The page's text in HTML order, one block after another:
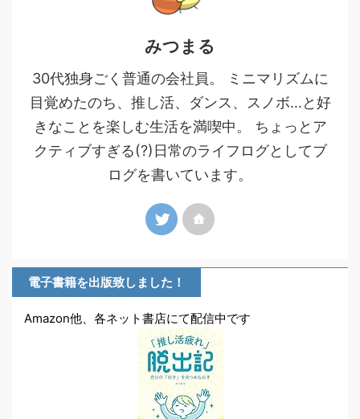
みつまる
30代独身ごく普通の会社員。 ミニマリズムに
目覚めたのち、推し活、ダンス、スノボ…と好
きなことを楽しむ生活を満喫中。 ちょっとア
クティブすぎる(?)日常のライフログとしてブ
ログを書いています。
電子書籍を出版致しました！
Amazon他、各ネット書店にて配信中です